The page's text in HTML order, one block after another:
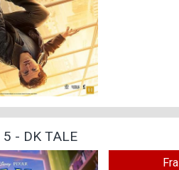
5 - DK TALE